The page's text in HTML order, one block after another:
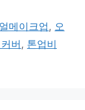
메이크업, 오
버 , 톤업비